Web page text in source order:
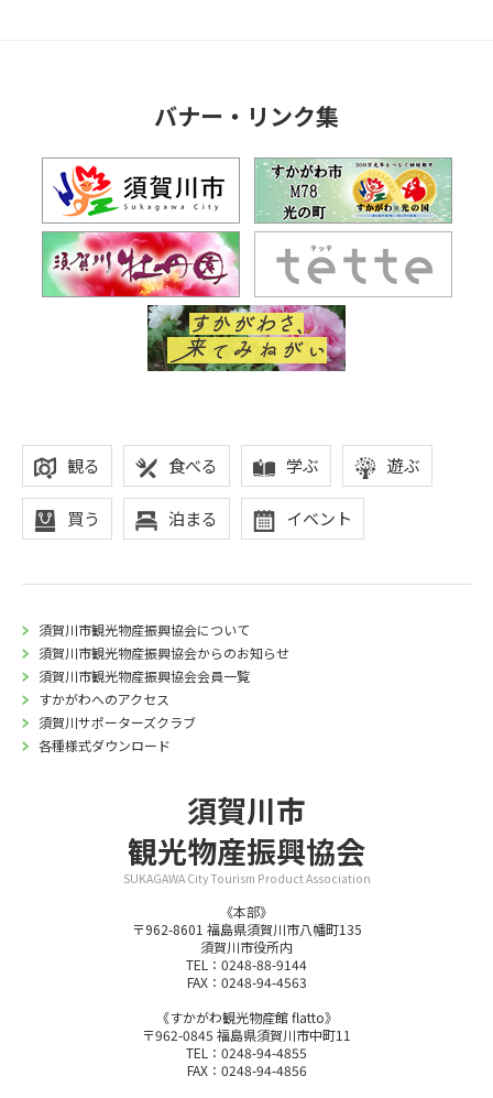
バナー・リンク集
観る 食べる 学ぶ 遊ぶ
買う 泊まる イベント
須賀川市観光物産振興協会について
須賀川市観光物産振興協会からのお知らせ
須賀川市観光物産振興協会会員一覧
すかがわへのアクセス
須賀川サポーターズクラブ
各種様式ダウンロード
須賀川市
観光物産振興協会
SUKAGAWA City Tourism Product Association
《本部》
〒962-8601 福島県須賀川市八幡町135
須賀川市役所内
TEL：0248-88-9144
FAX：0248-94-4563
《すかがわ観光物産館 flatto》
〒962-0845 福島県須賀川市中町11
TEL：0248-94-4855
FAX：0248-94-4856